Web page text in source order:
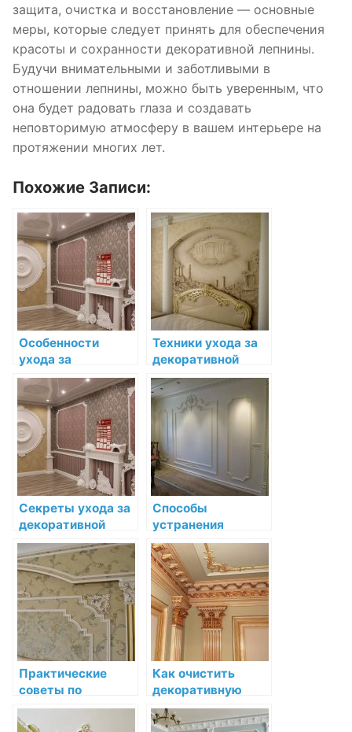
защита, очистка и восстановление — основные
меры, которые следует принять для обеспечения
красоты и сохранности декоративной лепнины.
Будучи внимательными и заботливыми в
отношении лепнины, можно быть уверенным, что
она будет радовать глаза и создавать
неповторимую атмосферу в вашем интерьере на
протяжении многих лет.
Похожие Записи:
Особенности
ухода за
декоративной
лепниной из
разных
материалов
Техники ухода за
декоративной
лепниной для её
долговечности
Секреты ухода за
декоративной
лепниной после
установки
Способы
устранения
потертостей и
царапин на
декоративной
лепнине
Практические
советы по
установке и уходу
за лепниной
Как очистить
декоративную
лепнину от пыли и
загрязнений